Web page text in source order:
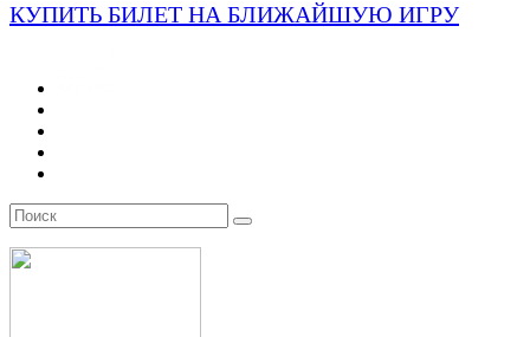
КУПИТЬ БИЛЕТ НА БЛИЖАЙШУЮ ИГРУ